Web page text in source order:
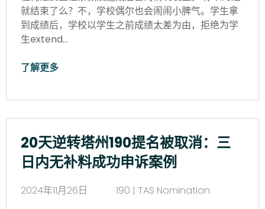
就结束了么？不，学校偶尔也会闹闹小脾气。学生拿
到成绩后，学校以学生之前成绩太差为由，拒绝为学
生extend…
了解更多
20天逆转塔州190提名被取消：三
日内无补料成功申诉案例
2024年11月26日
190 | TAS Nomination